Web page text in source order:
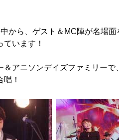
から、ゲスト＆MC陣が名場面
います！
＆アニソンデイズファミリー
！